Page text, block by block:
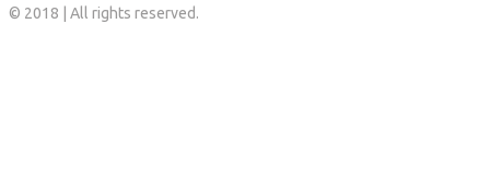
© 2018 | All rights reserved.